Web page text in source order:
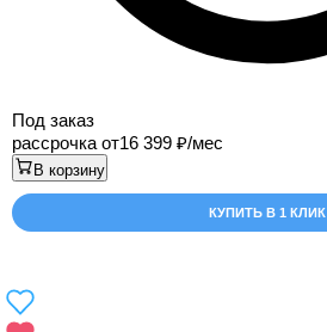
Под заказ
рассрочка от16 399 /мес
В корзину
КУПИТЬ В 1 КЛИК